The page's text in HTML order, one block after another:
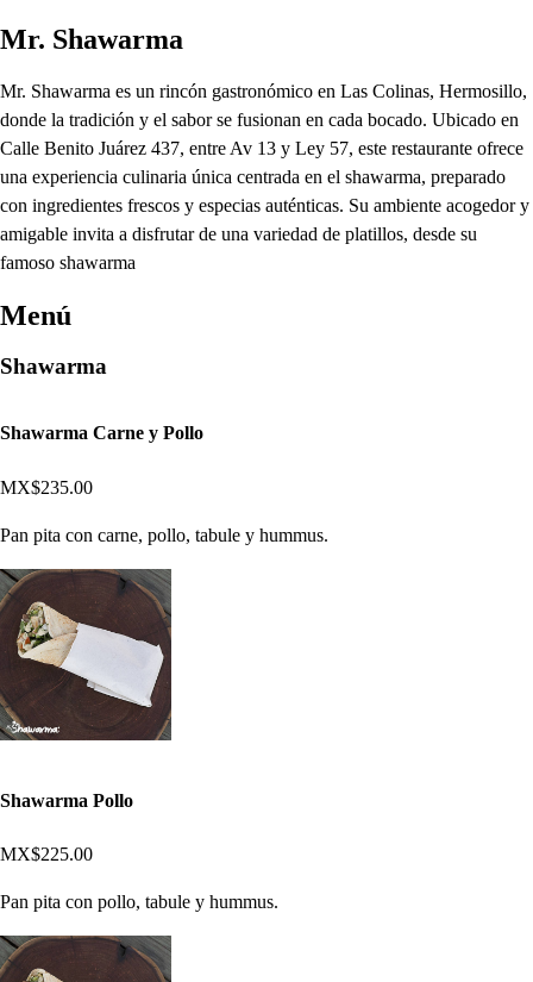
Mr. Shawarma
Mr. Shawarma es un rincón gastronómico en Las Colinas, Hermosillo,
donde la tradición y el sabor se fusionan en cada bocado. Ubicado en
Calle Benito Juárez 437, entre Av 13 y Ley 57, este restaurante ofrece
una experiencia culinaria única centrada en el shawarma, preparado
con ingredientes frescos y especias auténticas. Su ambiente acogedor y
amigable invita a disfrutar de una variedad de platillos, desde su
famoso shawarma
Menú
Shawarma
Shawarma Carne y Pollo
MX$235.00
Pan pita con carne, pollo, tabule y hummus.
Shawarma Pollo
MX$225.00
Pan pita con pollo, tabule y hummus.